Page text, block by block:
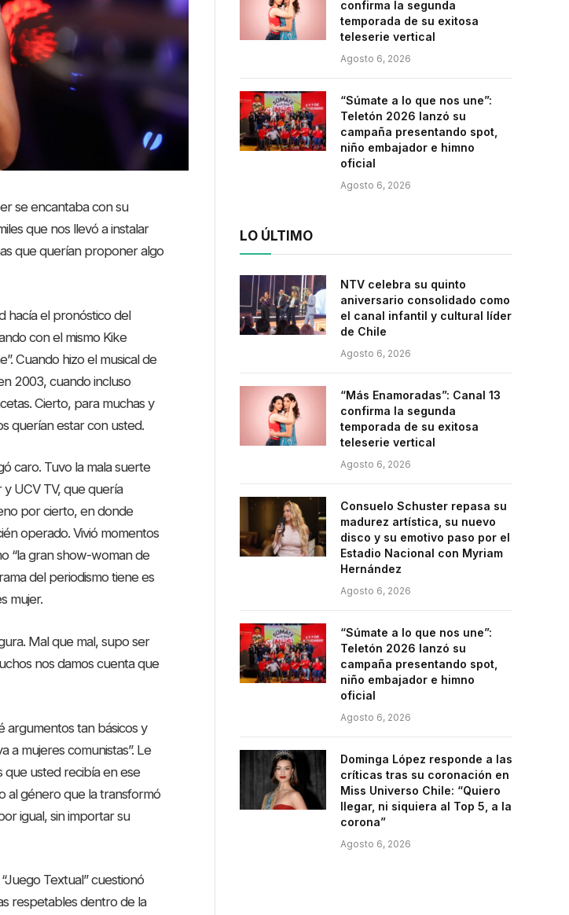
se encantaba con su
que nos llevó a instalar
que querían proponer algo
hacía el pronóstico del
con el mismo Kike
Cuando hizo el musical de
2003, cuando incluso
Cierto, para muchas y
querían estar con usted.
caro. Tuvo la mala suerte
UCV TV, que quería
por cierto, en donde
operado. Vivió momentos
“la gran show-woman de
del periodismo tiene es
mujer.
Mal que mal, supo ser
nos damos cuenta que
argumentos tan básicos y
a mujeres comunistas”. Le
usted recibía en ese
al género que la transformó
igual, sin importar su
Textual” cuestionó
respetables dentro de la
confirma la segunda
temporada de su exitosa
teleserie vertical
Agosto 6, 2026
“Súmate a lo que nos une”:
Teletón 2026 lanzó su
campaña presentando spot,
niño embajador e himno
oficial
Agosto 6, 2026
LO ÚLTIMO
NTV celebra su quinto
aniversario consolidado como
el canal infantil y cultural líder
de Chile
Agosto 6, 2026
“Más Enamoradas”: Canal 13
confirma la segunda
temporada de su exitosa
teleserie vertical
Agosto 6, 2026
Consuelo Schuster repasa su
madurez artística, su nuevo
disco y su emotivo paso por el
Estadio Nacional con Myriam
Hernández
Agosto 6, 2026
“Súmate a lo que nos une”:
Teletón 2026 lanzó su
campaña presentando spot,
niño embajador e himno
oficial
Agosto 6, 2026
Dominga López responde a las
críticas tras su coronación en
Miss Universo Chile: “Quiero
llegar, ni siquiera al Top 5, a la
corona”
Agosto 6, 2026